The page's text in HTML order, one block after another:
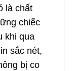
là chất
chiếc
khi qua
sắc nét,
bị co